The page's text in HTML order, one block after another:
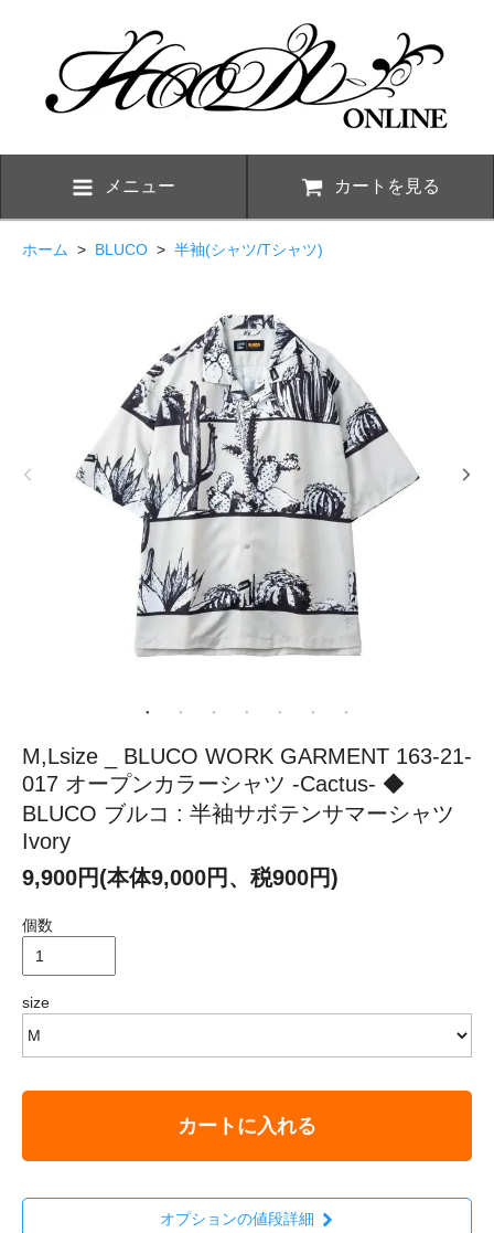
メニュー カートを見る
ホーム > BLUCO > 半袖(シャツ/Tシャツ)
M,Lsize _ BLUCO WORK GARMENT 163-21-
017 オープンカラーシャツ -Cactus- ◆
BLUCO ブルコ : 半袖サボテンサマーシャツ
Ivory
9,900円(本体9,000円、税900円)
個数
size
カートに入れる
オプションの値段詳細